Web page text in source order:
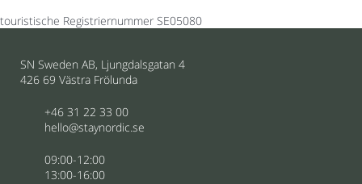
touristische Registriernummer SE05080
SN Sweden AB, Ljungdalsgatan 4
426 69 Västra Frölunda
+46 31 22 33 00
hello@staynordic.se
09:00-12:00
13:00-16:00